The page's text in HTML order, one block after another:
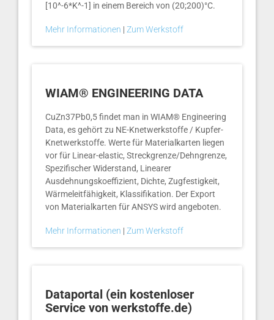
[10^-6*K^-1] in einem Bereich von (20;200)°C.
Mehr Informationen | Zum Werkstoff
WIAM® ENGINEERING DATA
CuZn37Pb0,5 findet man in WIAM® Engineering
Data, es gehört zu NE-Knetwerkstoffe / Kupfer-
Knetwerkstoffe. Werte für Materialkarten liegen
vor für Linear-elastic, Streckgrenze/Dehngrenze,
Spezifischer Widerstand, Linearer
Ausdehnungskoeffizient, Dichte, Zugfestigkeit,
Wärmeleitfähigkeit, Klassifikation. Der Export
von Materialkarten für ANSYS wird angeboten.
Mehr Informationen | Zum Werkstoff
Dataportal (ein kostenloser
Service von werkstoffe.de)